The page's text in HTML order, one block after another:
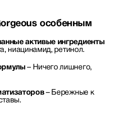
особенным
активые ингредиенты
ниацинамид, ретинол.
– Ничего лишнего,
– Бережные к